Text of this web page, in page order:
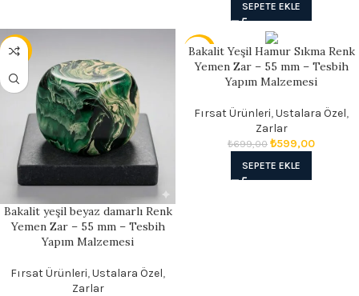
SEPETE EKLE
- 14%
Bakalit yeşil beyaz damarlı Renk
Yemen Zar – 55 mm – Tesbih
Yapım Malzemesi
Fırsat Ürünleri,Ustalara Özel,
Zarlar
- 14%
Bakalit Yeşil Hamur Sıkma Renk
Yemen Zar – 55 mm – Tesbih
Yapım Malzemesi
Fırsat Ürünleri,Ustalara Özel,
Zarlar
₺699,00 ₺599,00
SEPETE EKLE